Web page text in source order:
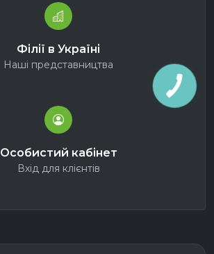
Філії в Україні
Наші представництва
Особистий кабінет
Вхід для клієнтів